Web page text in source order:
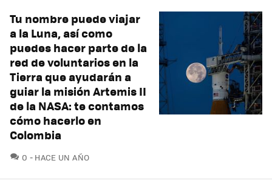
Tu nombre puede viajar
a la Luna, así como
puedes hacer parte de la
red de voluntarios en la
Tierra que ayudarán a
guiar la misión Artemis II
de la NASA: te contamos
cómo hacerlo en
Colombia
0 COMENTARIOS
HACE UN AÑO